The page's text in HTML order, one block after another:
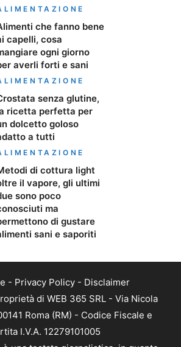
che fanno bene
capelli, cosa
ogni giorno
averli forti e sani
senza glutine,
ricetta perfetta per
dolcetto goloso
a tutti
di cottura light
il vapore, gli ultimi
sono poco
ma
di gustare
sani e saporiti
- Privacy Policy- Disclaimer
di WEB 365 SRL - Via Nicola
Roma (RM) - Codice Fiscale e
I.V.A. 12279101005